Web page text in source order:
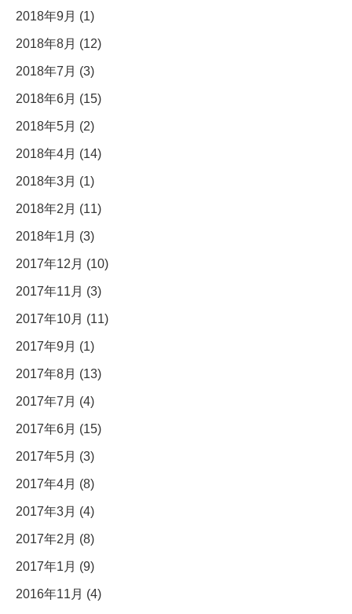
2018年9月 (1)
2018年8月 (12)
2018年7月 (3)
2018年6月 (15)
2018年5月 (2)
2018年4月 (14)
2018年3月 (1)
2018年2月 (11)
2018年1月 (3)
2017年12月 (10)
2017年11月 (3)
2017年10月 (11)
2017年9月 (1)
2017年8月 (13)
2017年7月 (4)
2017年6月 (15)
2017年5月 (3)
2017年4月 (8)
2017年3月 (4)
2017年2月 (8)
2017年1月 (9)
2016年11月 (4)